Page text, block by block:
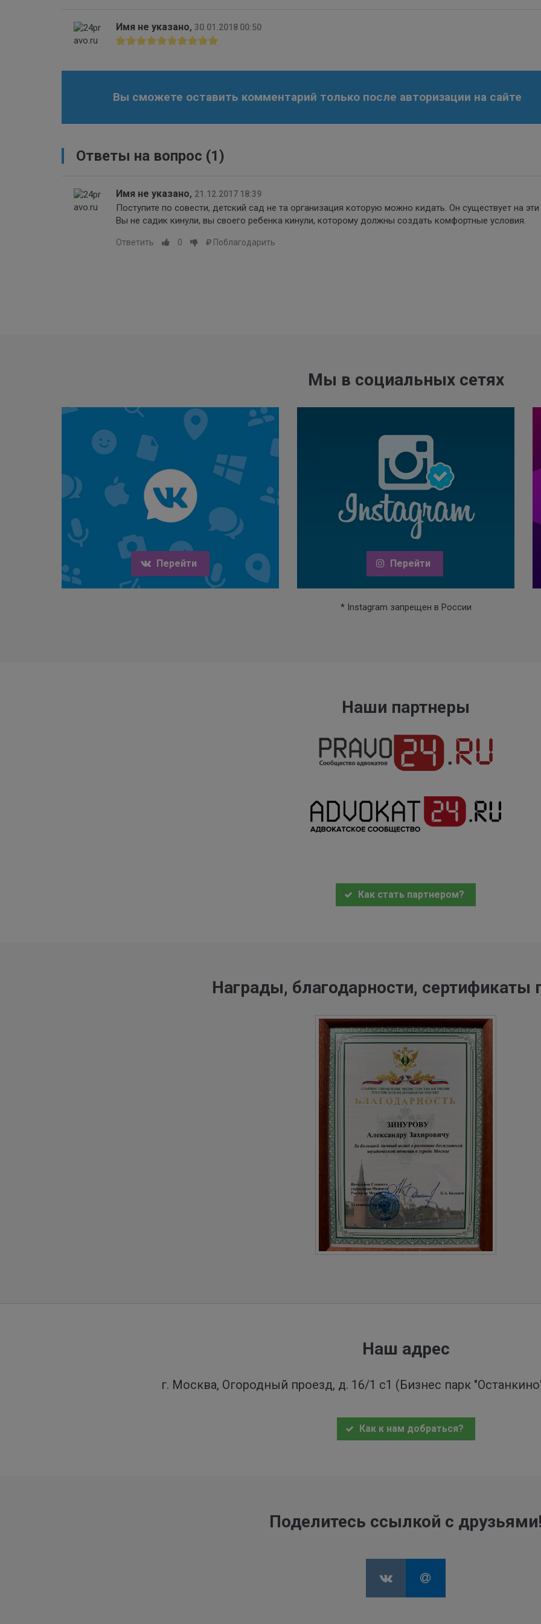
Имя не указано, 30.01.2018 00:50
Вы сможете оставить комментарий только после авторизации на сайте
Ответы на вопрос (1)
Имя не указано, 21.12.2017 18:39
Поступите по совести, детский сад не та организация которую можно кидать. Он существует на эти
Вы не садик кинули, вы своего ребенка кинули, которому должны создать комфортные условия.
Ответить 0 Поблагодарить
Мы в социальных сетях
Перейти Перейти
* Instagram запрещен в России
Наши партнеры
Как стать партнером?
Награды, благодарности, сертификаты
Наш адрес
г. Москва, Огородный проезд, д. 16/1 с1 (Бизнес парк
Как к нам добраться?
Поделитесь ссылкой с друзьями!